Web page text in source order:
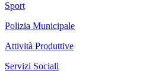
Sport
Polizia Municipale
Attività Produttive
Servizi Sociali